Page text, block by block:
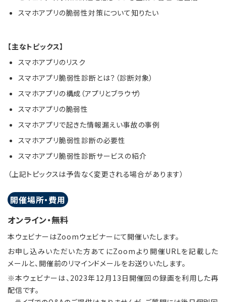
スマホアプリの脆弱性対策について知りたい
【主なトピックス】
スマホアプリのリスク
スマホアプリ脆弱性診断とは？（診断対象）
スマホアプリの構成（アプリとブラウザ）
スマホアプリの脆弱性
スマホアプリで起きた情報漏えい事故の事例
スマホアプリ脆弱性診断の必要性
スマホアプリ脆弱性診断サービスの紹介
（上記トピックスは予告なく変更される場合があります）
開催場所・費用
オンライン・無料
本ウェビナーはZoomウェビナーにて開催いたします。
お申し込みいただいた方あてにZoomより開催URLを記載した
メールと、開催前のリマインドメールをお送りいたします。
※本ウェビナーは、2023年12月13日開催回の録画を利用した再
配信です。